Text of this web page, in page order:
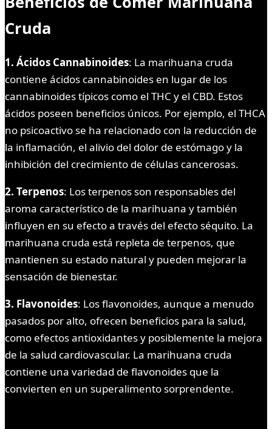
Cruda
1. Ácidos Cannabinoides: La marihuana cruda
contiene ácidos cannabinoides en lugar de los
cannabinoides típicos como el THC y el CBD. Estos
ácidos poseen beneficios únicos. Por ejemplo, el THCA
no psicoactivo se ha relacionado con la reducción de
la inflamación, el alivio del dolor de estómago y la
inhibición del crecimiento de células cancerosas.
2. Terpenos: Los terpenos son responsables del
aroma característico de la marihuana y también
influyen en su efecto a través del efecto séquito. La
marihuana cruda está repleta de terpenos, que
mantienen su estado natural y pueden mejorar la
sensación de bienestar.
3. Flavonoides: Los flavonoides, aunque a menudo
pasados por alto, ofrecen beneficios para la salud,
como efectos antioxidantes y posiblemente la mejora
de la salud cardiovascular. La marihuana cruda
contiene una variedad de flavonoides que la
convierten en un superalimento sorprendente.